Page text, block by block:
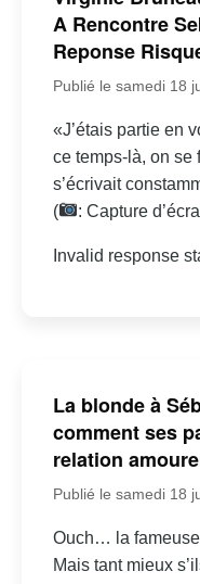
A Rencontre
Reponse
Publié le samedi 18
«J’étais partie en
ce temps-là, on se
s’écrivait
(
: Capture
Invalid response
La blonde à
comment ses
relation
Publié le samedi 18
Ouch… la
Mais tant mieux